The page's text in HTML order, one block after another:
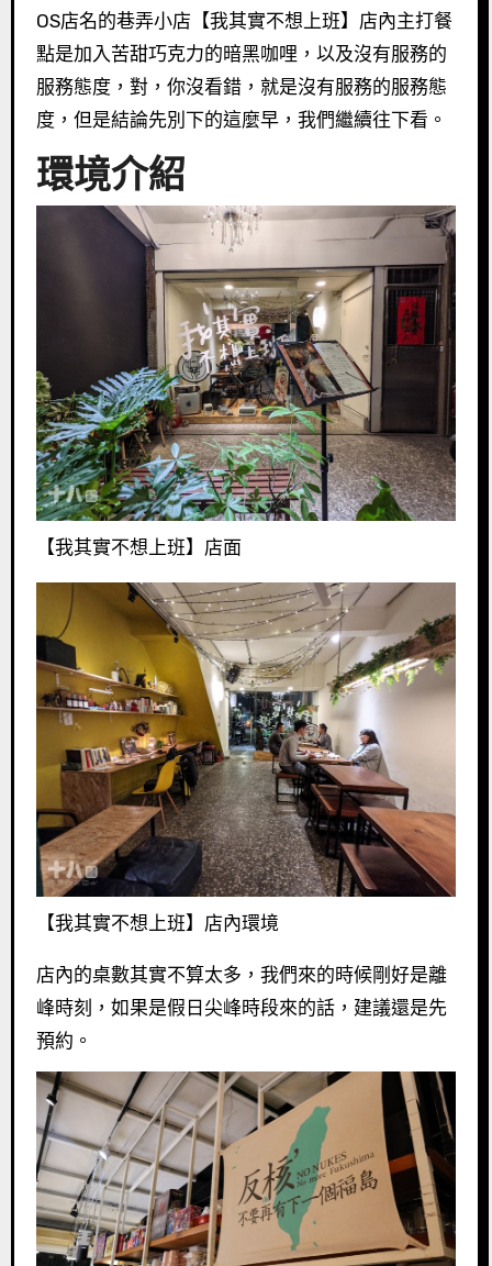
OS店名的巷弄小店【我其實不想上班】店內主打餐
點是加入苦甜巧克力的暗黑咖哩，以及沒有服務的
服務態度，對，你沒看錯，就是沒有服務的服務態
度，但是結論先別下的這麼早，我們繼續往下看。
環境介紹
【我其實不想上班】店面
【我其實不想上班】店內環境
店內的桌數其實不算太多，我們來的時候剛好是離
峰時刻，如果是假日尖峰時段來的話，建議還是先
預約。